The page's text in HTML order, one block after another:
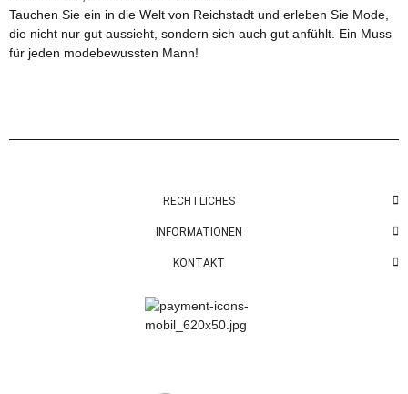
Tauchen Sie ein in die Welt von Reichstadt und erleben Sie Mode,
die nicht nur gut aussieht, sondern sich auch gut anfühlt. Ein Muss
für jeden modebewussten Mann!
RECHTLICHES
INFORMATIONEN
KONTAKT